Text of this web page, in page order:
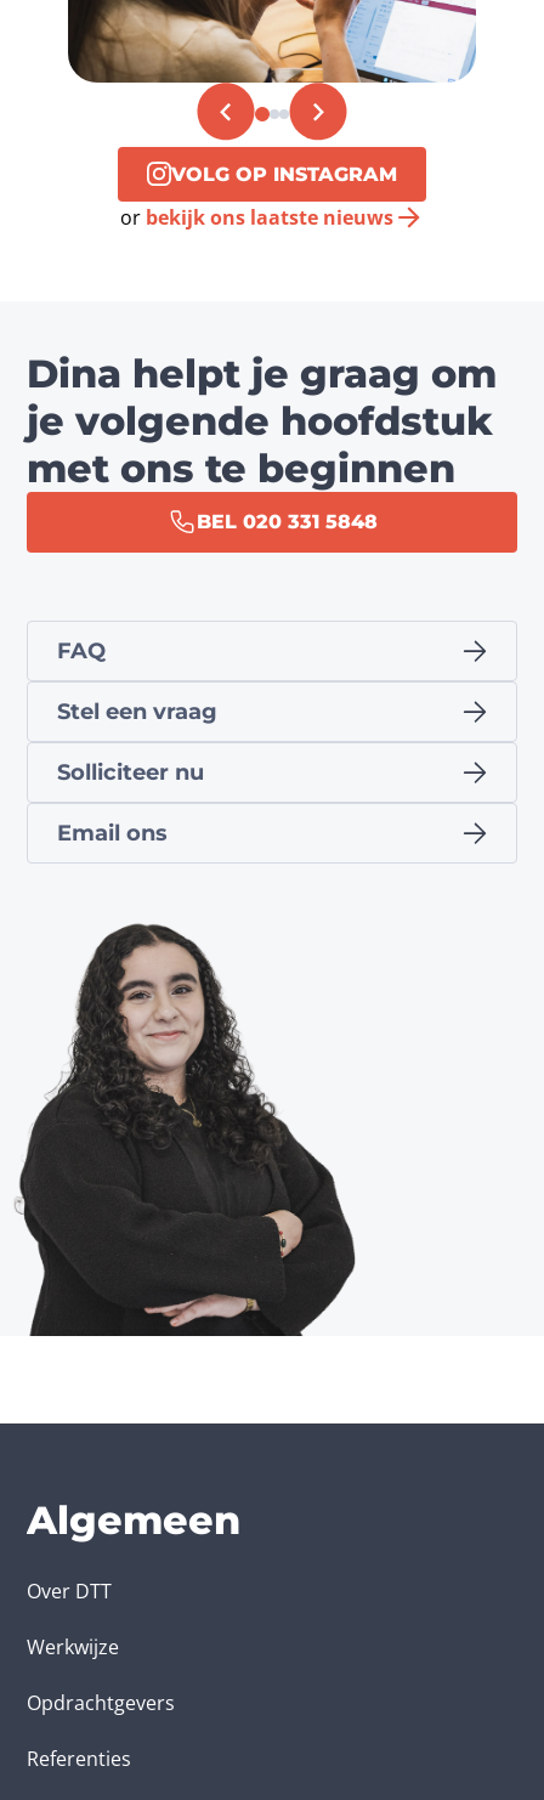
VOLG OP INSTAGRAM
or bekijk ons laatste nieuws
Dina helpt je graag om
je volgende hoofdstuk
met ons te beginnen
BEL 020 331 5848
FAQ
Stel een vraag
Solliciteer nu
Email ons
Algemeen
Over DTT
Werkwijze
Opdrachtgevers
Referenties